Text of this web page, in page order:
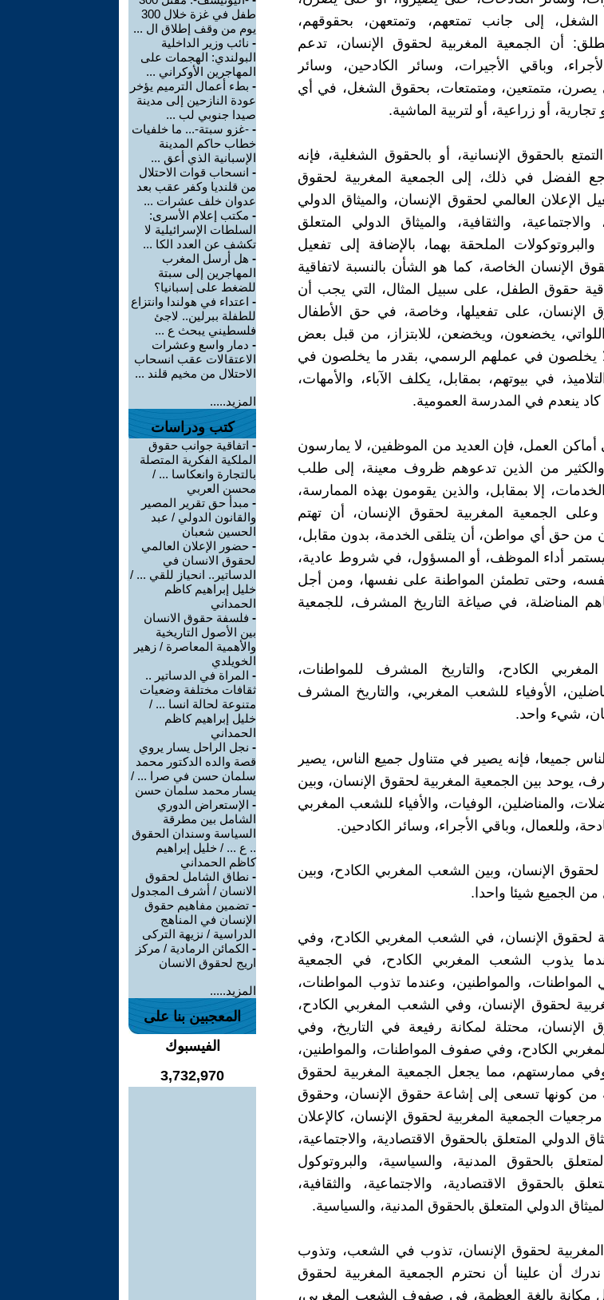
إلى جانب تمتعهم، وتمتعهن، بحقوقهم،
أن الجمعية المغربية لحقوق الإنسان، تدعم
وباقي الأجيرات، وسائر الكادحين، وسائر
يصرن، متمتعين، ومتمتعات، بحقوق الشغل، في أي
أو زراعية، أو لتربية الماشية.
بالحقوق الإنسانية، أو بالحقوق الشغلية، فإنه
الفضل في ذلك، إلى الجمعية المغربية لحقوق
الإعلان العالمي لحقوق الإنسان، والميثاق الدولي
والاجتماعية، والثقافية، والميثاق الدولي المتعلق
والبروتوكولات الملحقة بهما، بالإضافة إلى تفعيل
الإنسان الخاصة، كما هو الشأن بالنسبة لاتفاقية
حقوق الطفل، على سبيل المثال، التي يجب أن
الإنسان، على تفعيلها، وخاصة، في حق الأطفال
واللواتي، يخضعون، ويخضعن، للابتزاز، من قبل بعض
لا يخلصون في عملهم الرسمي، بقدر ما يخلصون في
في بيوتهم، بمقابل، يكلف الآباء، والأمهات،
ينعدم في المدرسة العمومية.
أماكن العمل، فإن العديد من الموظفين، لا يمارسون
والكثير من الذين تدعوهم ظروف معينة، إلى طلب
إلا بمقابل، والذين يقومون بهذه الممارسة،
الجمعية المغربية لحقوق الإنسان، أن تهتم
من حق أي مواطن، أن يتلقى الخدمة، بدون مقابل،
يستمر أداء الموظف، أو المسؤول، في شروط عادية،
وحتى تطمئن المواطنة على نفسها، ومن أجل
المناضلة، في صياغة التاريخ المشرف، للجمعية
الكادح، والتاريخ المشرف للمواطنات،
الأوفياء للشعب المغربي، والتاريخ المشرف
شيء واحد.
جميعا، فإنه يصير في متناول جميع الناس، يصير
يوحد بين الجمعية المغربية لحقوق الإنسان، وبين
والمناضلين، الوفيات، والأفياء للشعب المغربي
وللعمال، وباقي الأجراء، وسائر الكادحين.
لحقوق الإنسان، وبين الشعب المغربي الكادح، وبين
من الجميع شيئا واحدا.
لحقوق الإنسان، في الشعب المغربي الكادح، وفي
يذوب الشعب المغربي الكادح، في الجمعية
المواطنات، والمواطنين، وعندما تذوب المواطنات،
لحقوق الإنسان، وفي الشعب المغربي الكادح،
الإنسان، محتلة لمكانة رفيعة في التاريخ، وفي
الكادح، وفي صفوف المواطنات، والمواطنين،
ممارستهم، مما يجعل الجمعية المغربية لحقوق
من كونها تسعى إلى إشاعة حقوق الإنسان، وحقوق
الجمعية المغربية لحقوق الإنسان، كالإعلان
الدولي المتعلق بالحقوق الاقتصادية، والاجتماعية،
بالحقوق المدنية، والسياسية، والبروتوكول
بالحقوق الاقتصادية، والاجتماعية، والثقافية،
الدولي المتعلق بالحقوق المدنية، والسياسية.
لحقوق الإنسان، تذوب في الشعب، وتذوب
أن علينا أن نحترم الجمعية المغربية لحقوق
مكانة بالغة العظمة، في صفوف الشعب المغربي،
طفل في غزة خلال 300
يوم من وقف إطلاق ال ...
- نائب وزير الداخلية
البولندي: الهجمات على
المهاجرين الأوكراني ...
- بطء أعمال الترميم يؤخر
عودة النازحين إلى مدينة
صيدا جنوبي لب ...
- -غزو سبتة-... ما خلفيات
خطاب حاكم المدينة
الإسبانية الذي أعق ...
- انسحاب قوات الاحتلال
من قلنديا وكفر عقب بعد
عدوان خلف عشرات ...
- مكتب إعلام الأسرى:
السلطات الإسرائيلية لا
تكشف عن العدد الكا ...
- هل أرسل المغرب
المهاجرين إلى سبتة
للضغط على إسبانيا؟
- اعتداء في هولندا وانتزاع
للطفلة ببرلين.. لاجئ
فلسطيني يبحث ع ...
- دمار واسع وعشرات
الاعتقالات عقب انسحاب
الاحتلال من مخيم قلند ...
المزيد.....
كتب ودراسات
- اتفاقية جوانب حقوق
الملكية الفكرية المتصلة
بالتجارة وانعكاسا ... /
محسن العربي
- مبدأ حق تقرير المصير
والقانون الدولي / عبد
الحسين شعبان
- حضور الإعلان العالمي
لحقوق الانسان في
الدساتير.. انحياز للقي ... /
خليل إبراهيم كاظم
الحمداني
- فلسفة حقوق الانسان
بين الأصول التاريخية
والأهمية المعاصرة / زهير
الخويلدي
- المراة في الدساتير ..
ثقافات مختلفة وضعيات
متنوعة لحالة انسا ... /
خليل إبراهيم كاظم
الحمداني
- نجل الراحل يسار يروي
قصة والده الدكتور محمد
سلمان حسن في صرا ... /
يسار محمد سلمان حسن
- الإستعراض الدوري
الشامل بين مطرقة
السياسة وسندان الحقوق
.. ع ... / خليل إبراهيم
كاظم الحمداني
- نطاق الشامل لحقوق
الانسان / أشرف المجدول
- تضمين مفاهيم حقوق
الإنسان في المناهج
الدراسية / نزيهة التركى
- الكمائن الرمادية / مركز
اريج لحقوق الانسان
المزيد.....
المعجبين بنا على
الفيسبوك
3,732,970